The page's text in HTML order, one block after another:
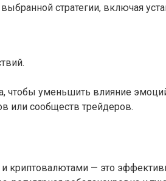
стратегии, включая
чтобы уменьшить влияние
или сообществ трейдеров.
— это